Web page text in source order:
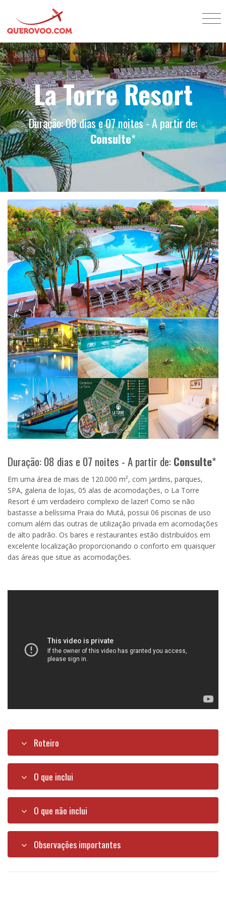
La Torre Resort
Duração: 08 dias e 07 noites - A partir de:
Consulte*
Duração: 08 dias e 07 noites - A partir de:Consulte*
Em uma área de mais de 120.000 m², com jardins, parques,
SPA, galeria de lojas, 05 alas de acomodações, o La Torre
Resort é um verdadeiro complexo de lazer! Como se não
bastasse a belíssima Praia do Mutá, possui 06 piscinas de uso
comum além das outras de utilização privada em acomodações
de alto padrão. Os bares e restaurantes estão distribuídos em
excelente localização proporcionando o conforto em quaisquer
das áreas que situe as acomodações.
Roteiro
O que inclui
O que não inclui
Observações importantes